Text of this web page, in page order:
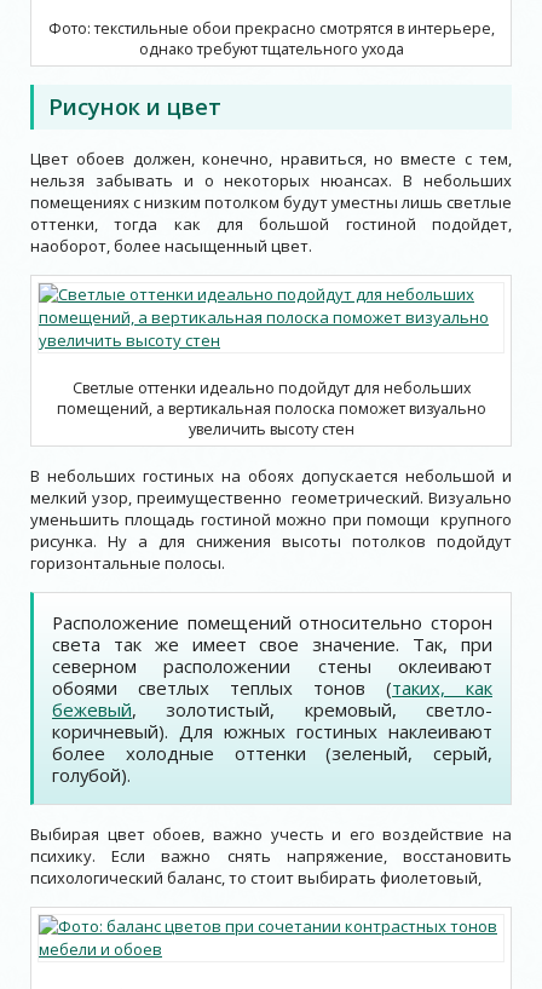
Фото: текстильные обои прекрасно смотрятся в интерьере,
однако требуют тщательного ухода
Рисунок и цвет
Цвет обоев должен, конечно, нравиться, но вместе с тем,
нельзя забывать и о некоторых нюансах. В небольших
помещениях с низким потолком будут уместны лишь светлые
оттенки, тогда как для большой гостиной подойдет,
наоборот, более насыщенный цвет.
Светлые оттенки идеально подойдут для небольших
помещений, а вертикальная полоска поможет визуально
увеличить высоту стен
В небольших гостиных на обоях допускается небольшой и
мелкий узор, преимущественно геометрический. Визуально
уменьшить площадь гостиной можно при помощи крупного
рисунка. Ну а для снижения высоты потолков подойдут
горизонтальные полосы.
Расположение помещений относительно сторон
света так же имеет свое значение. Так, при
северном расположении стены оклеивают
обоями светлых теплых тонов (таких, как
бежевый, золотистый, кремовый, светло-
коричневый). Для южных гостиных наклеивают
более холодные оттенки (зеленый, серый,
голубой).
Выбирая цвет обоев, важно учесть и его воздействие на
психику. Если важно снять напряжение, восстановить
психологический баланс, то стоит выбирать фиолетовый,